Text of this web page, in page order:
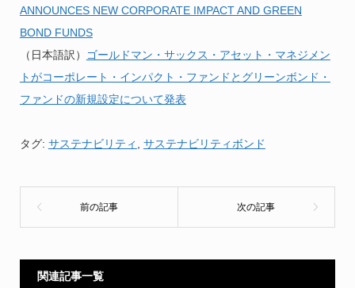
ANNOUNCES NEW CORPORATE IMPACT AND GREEN
BOND FUNDS
（日本語訳）
ゴールドマン・サックス・アセット・マネジメン
トがコーポレート・インパクト・ファンドとグリーンボンド・
ファンドの新規設定について発表
タグ: サステナビリティ サステナビリティボンド
関連記事一覧